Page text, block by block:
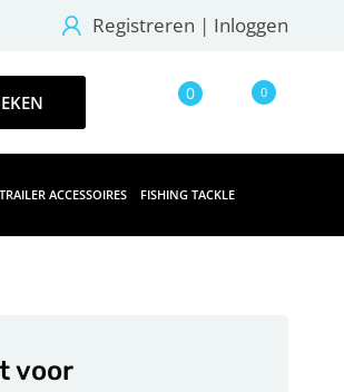
Registreren | Inloggen
0 0
ACCESSOIRES FISHING TACKLE
voor